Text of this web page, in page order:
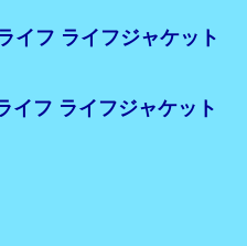
イフ ライフジャケット
フ ライフジャケット